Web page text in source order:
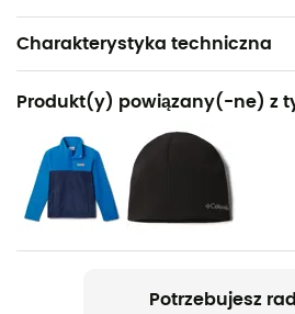
Charakterystyka techniczna
Polecane dla
Turystyka piesza / Trekking /
Sporty zimowe
Rodzaj
Dzieci
Puffect Hooded Jacket
Produkt(y) powiązany(-ne) z
Potrzebujesz